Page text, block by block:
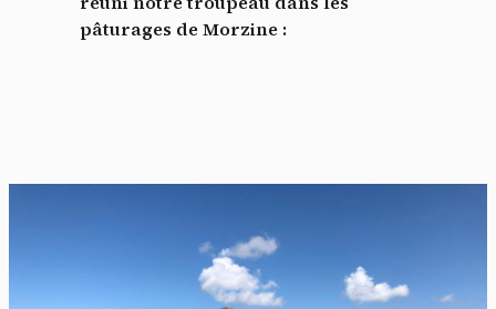
pâturages de Morzine :